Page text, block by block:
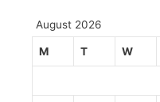
August 2026
M T W